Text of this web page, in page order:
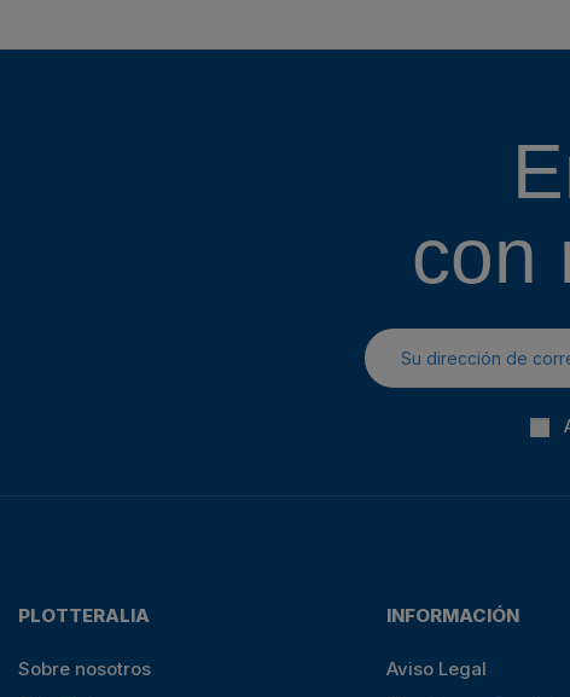
con
PLOTTERALIA
Sobre nosotros
INFORMACIÓN
Aviso Legal